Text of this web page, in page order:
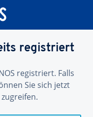
registriert
registriert. Falls
Sie sich jetzt